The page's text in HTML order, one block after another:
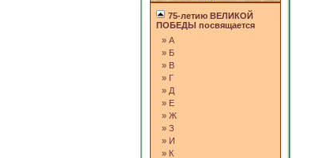
75-летию ВЕЛИКОЙ
ПОБЕДЫ посвящается
» А
» Б
» В
» Г
» Д
» Е
» Ж
» З
» И
» К